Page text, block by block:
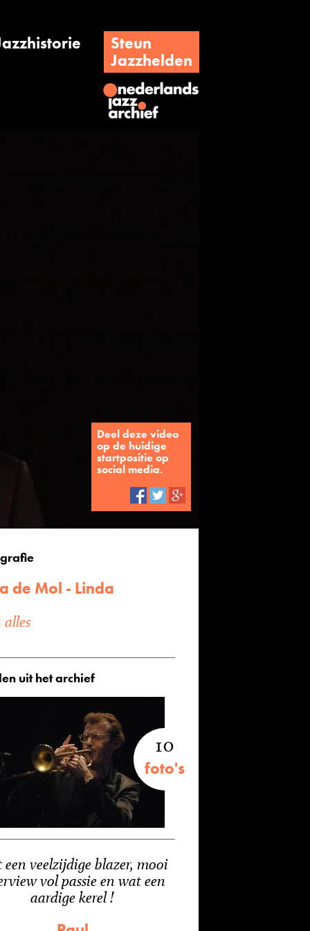
Steun
Jazzhelden
Deel deze video
op de huidige
startpositie op
social media.
de Mol - Linda
alles
uit het archief
10
foto's
een veelzijdige blazer, mooi
vol passie en wat een
aardige kerel !